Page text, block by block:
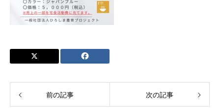
前の記事 次の記事